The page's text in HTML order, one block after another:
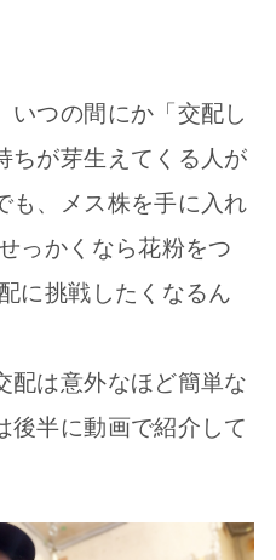
いつの間にか「交配し
ちが芽生えてくる人が
も、メス株を手に入れ
っかくなら花粉をつ
に挑戦したくなるん
配は意外なほど簡単な
半に動画で紹介して